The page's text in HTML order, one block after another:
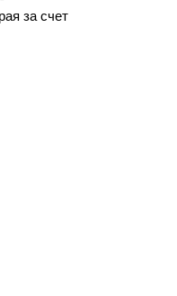
за счет